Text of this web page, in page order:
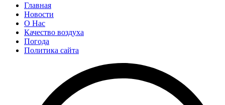
Главная
Новости
О Нас
Качество воздуха
Погода
Политика сайта